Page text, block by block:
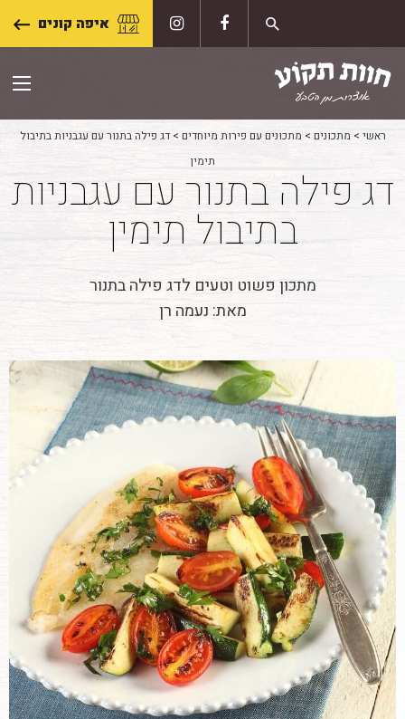
content
איפה קונים
ראשי > מתכונים > מתכונים עם פירות מיוחדים >דג פילה בתנור עם עגבניות בתיבול
תימין
דג פילה בתנור עם עגבניות
בתיבול תימין
מתכון פשוט וטעים לדג פילה בתנור
מאת: נעמה רן